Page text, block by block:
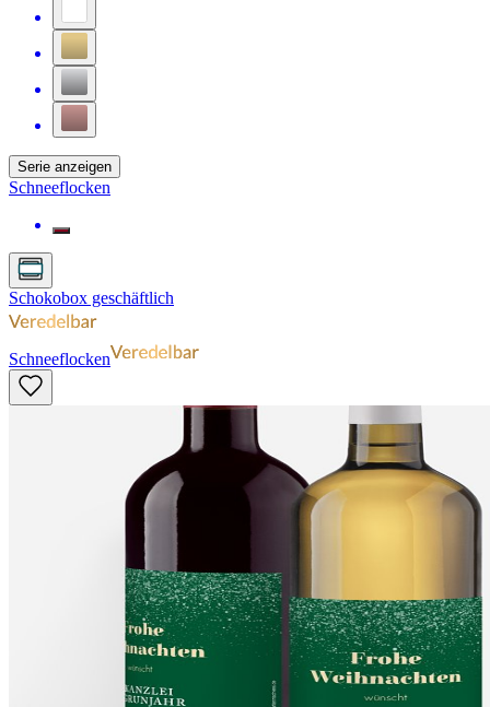
Serie anzeigen
Schneeflocken
Schokobox geschäftlich
Schneeflocken